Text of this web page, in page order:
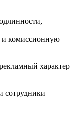
и комиссионную
характер
сотрудники